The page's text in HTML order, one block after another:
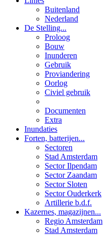
Buitenland
Nederland
De Stelling...
Proloog
Bouw
Inunderen
Gebruik
Proviandering
Oorlog
Civiel gebruik
Documenten
Extra
Inundaties
Forten, batterijen...
Sectoren
Stad Amsterdam
Sector Ilpendam
Sector Zaandam
Sector Sloten
Sector Ouderkerk
Artillerie b.d.f.
Kazernes, magazijnen...
Regio Amsterdam
Stad Amsterdam